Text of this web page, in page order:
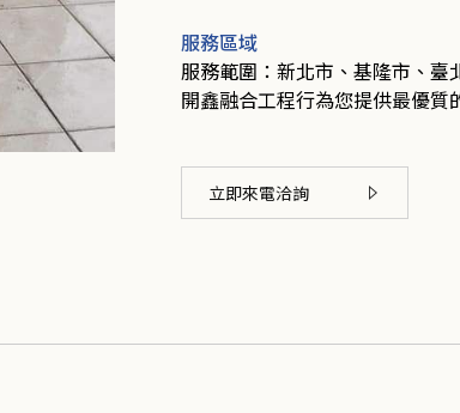
服務區域
服務範圍：新北市、基隆市、臺
開鑫融合工程行為您提供最優質
立即來電洽詢